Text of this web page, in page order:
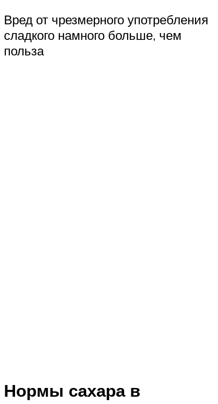
Вред от чрезмерного употребления
сладкого намного больше, чем
польза
Нормы сахара в